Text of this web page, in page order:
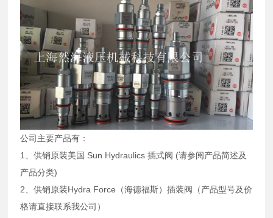
公司主要产品有：
1、供销原装美国 Sun Hydraulics 插式阀 (请参阅产品简述及
产品分类)
2、供销原装Hydra Force（海德福斯）插装阀（产品型号及价
格请直接联系我公司）